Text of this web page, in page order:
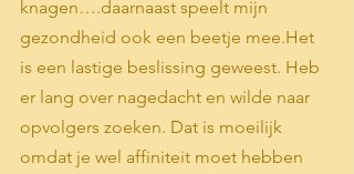
knagen….daarnaast speelt mijn
gezondheid ook een beetje mee.Het
is een lastige beslissing geweest. Heb
er lang over nagedacht en wilde naar
opvolgers zoeken. Dat is moeilijk
omdat je wel affiniteit moet hebben